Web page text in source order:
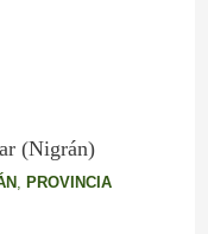
(Nigrán)
, PROVINCIA